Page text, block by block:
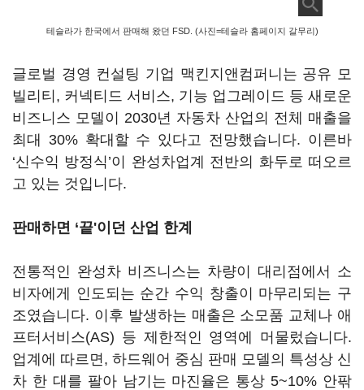
테슬라가 한국에서 판매해 왔던 FSD. (사진=테슬라 홈페이지 갈무리)
글로벌 경영 컨설팅 기업 맥킨지앤컴퍼니는 공유 모
빌리티, 커넥티드 서비스, 기능 업그레이드 등 새로운
비즈니스 모델이 2030년 자동차 산업의 전체 매출을
최대 30% 확대할 수 있다고 전망했습니다. 이른바
‘신수익 방정식’이 완성차업계 전반의 화두로 떠오르
고 있는 것입니다.
판매하면 ‘끝'이던 산업 한계
전통적인 완성차 비즈니스는 차량이 대리점에서 소
비자에게 인도되는 순간 수익 창출이 마무리되는 구
조였습니다. 이후 발생하는 매출은 소모품 교체나 애
프터서비스(AS) 등 제한적인 영역에 머물렀습니다.
업계에 따르면, 하드웨어 중심 판매 모델의 특성상 신
차 한 대를 팔아 남기는 마진율은 통상 5~10% 안팎